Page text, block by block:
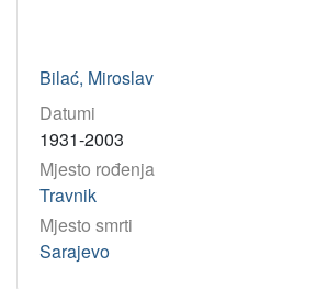
Bilać, Miroslav
Datumi
1931-2003
Mjesto rođenja
Travnik
Mjesto smrti
Sarajevo